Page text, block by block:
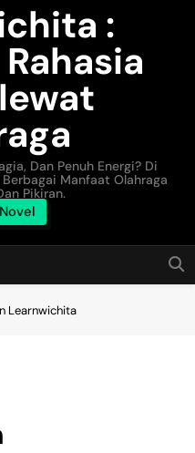
:
Dan Penuh Energi? Di
Manfaat Olahraga
Pikiran.
Learnwichita